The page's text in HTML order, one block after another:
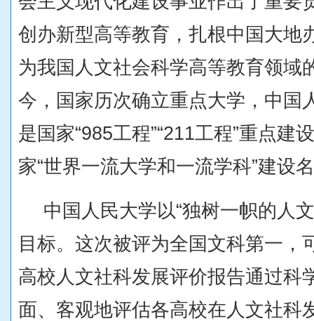
创办新型高等教育，扎根中国大地
为我国人文社会科学高等教育领域
今，国家历次确立重点大学，中国
是国家“985工程”“211工程”重点建
家“世界一流大学和一流学科”建设
中国人民大学以“独树一帜的人
目标。这次被评为全国文科第一，
高校人文社科发展评价报告通过科
面、客观地评估各高校在人文社科